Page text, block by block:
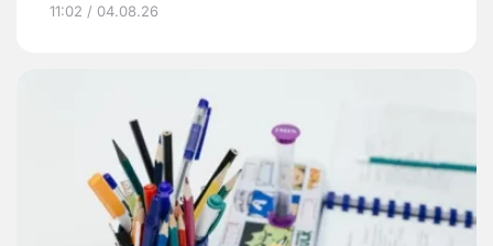
11:02 / 04.08.26